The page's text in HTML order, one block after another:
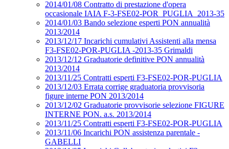
2014/01/08 Contratto di prestazione d'opera
occasionale IAIA F-3-FSE02-POR_PUGLIA_2013-35
2014/01/03 Bando selezione esperti PON annualità
2013/2014
2013/12/17 Incarichi cumulativi Assistenti alla mensa
F3-FSE02-POR-PUGLIA -2013-35 Grimaldi
2013/12/12 Graduatorie definitive PON annualità
2013/2014
2013/11/25 Contratti esperti F3-FSE02-POR-PUGLIA
2013/12/03 Errata corrige graduatoria provvisoria
figure interne PON 2013/2014
2013/12/02 Graduatorie provvisorie selezione FIGURE
INTERNE PON. a.s. 2013/2014
2013/11/25 Contratti esperti F3-FSE02-POR-PUGLIA
2013/11/06 Incarichi PON assistenza parentale -
GABELLI